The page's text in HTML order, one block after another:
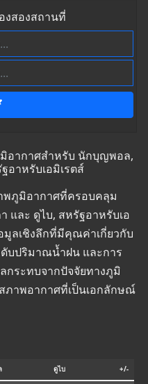
งสองสถานที่
อากาศสำหรับ นักบุญพอล,
อาหรับเอมิเรตส์
พภูมิอากาศที่ครอบคลุม
และ ดูไบ, สหรัฐอาหรับเอ
มูลเชิงลึกที่มีคุณค่าเกี่ยวกับ
บปริมาณน้ำฝน และการ
กระทบจากปัจจัยทางภูมิ
ภาพอากาศที่เป็นเอกลักษณ์
ดูไบ +/-